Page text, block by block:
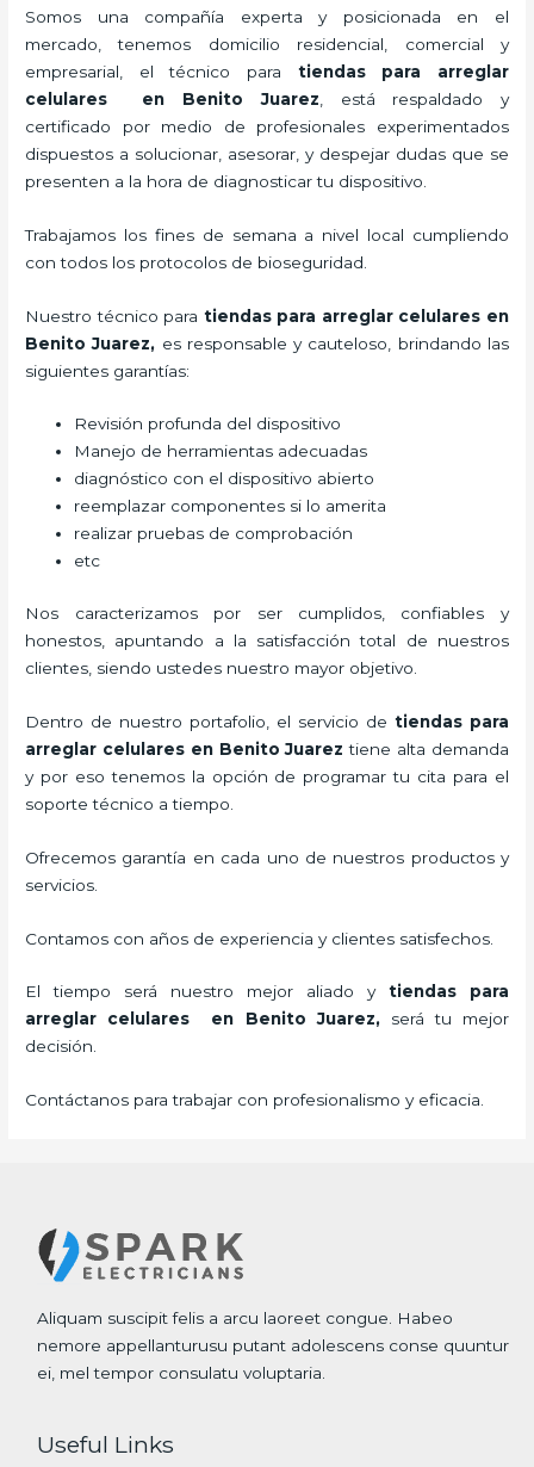
Somos una compañía experta y posicionada en el
mercado, tenemos domicilio residencial, comercial y
empresarial, el técnico para tiendas para arreglar
celulares en Benito Juarez , está respaldado y
certificado por medio de profesionales experimentados
dispuestos a solucionar, asesorar, y despejar dudas que se
presenten a la hora de diagnosticar tu dispositivo.
Trabajamos los fines de semana a nivel local cumpliendo
con todos los protocolos de bioseguridad.
Nuestro técnico para tiendas para arreglar celulares en
Benito Juarez, es responsable y cauteloso, brindando las
siguientes garantías:
Revisión profunda del dispositivo
Manejo de herramientas adecuadas
diagnóstico con el dispositivo abierto
reemplazar componentes si lo amerita
realizar pruebas de comprobación
etc
Nos caracterizamos por ser cumplidos, confiables y
honestos, apuntando a la satisfacción total de nuestros
clientes, siendo ustedes nuestro mayor objetivo.
Dentro de nuestro portafolio, el servicio de tiendas para
arreglar celularesen Benito Juarez tiene alta demanda
y por eso tenemos la opción de programar tu cita para el
soporte técnico a tiempo.
Ofrecemos garantía en cada uno de nuestros productos y
servicios.
Contamos con años de experiencia y clientes satisfechos.
El tiempo será nuestro mejor aliado y tiendas para
arreglar celulares en Benito Juarez, será tu mejor
decisión.
Contáctanos para trabajar con profesionalismo y eficacia.
Aliquam suscipit felis a arcu laoreet congue. Habeo
nemore appellanturusu putant adolescens conse quuntur
ei, mel tempor consulatu voluptaria.
Useful Links